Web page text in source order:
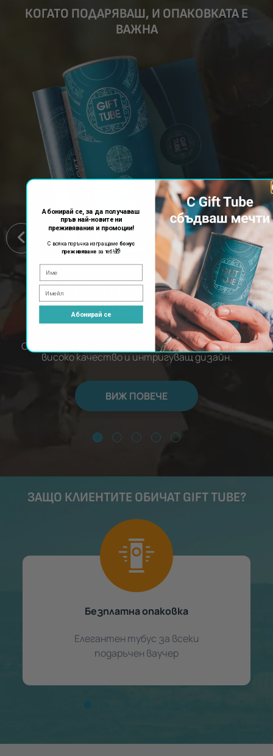
КОГАТО ПОДАРЯВАШ, И ОПАКОВКАТА Е
ВАЖНА
БЕЗПЛАТНА ЛУКСОЗНА
ОПАКОВКА
С всеки ваучер получаваш безплатна опаковка с
високо качество и интригуващ дизайн.
ВИЖ ПОВЕЧЕ
ЗАЩО КЛИЕНТИТЕ ОБИЧАТ GIFT TUBE?
Безплатна опаковка
Елегантен тубус за всеки
подаръчен ваучер
Абонирай се, за да получаваш
пръв най-новите ни
преживявания и промоции!
С всяка поръчка изпращаме бонус
преживяване за теб!🎁
Абонирай се